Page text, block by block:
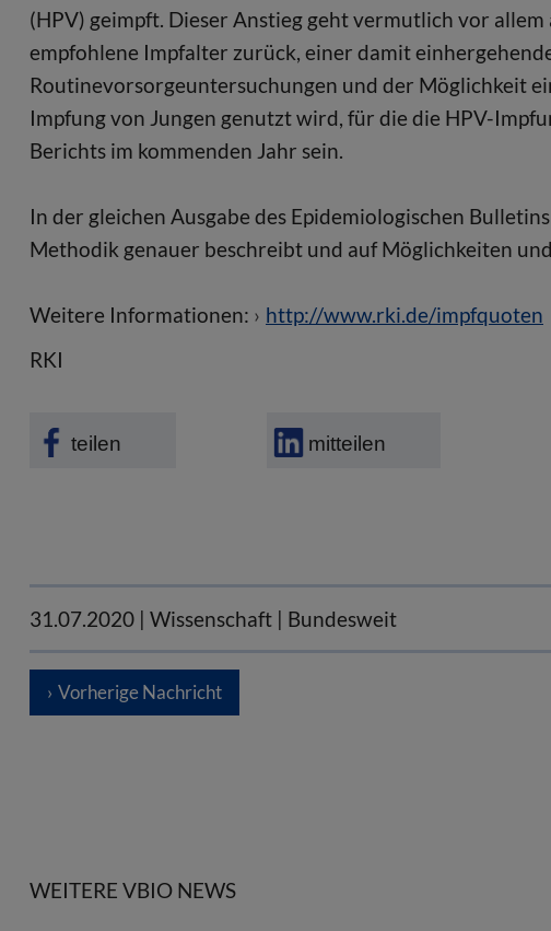
(HPV) geimpft. Dieser Anstieg geht vermutlich vor
empfohlene Impfalter zurück, einer damit
Routinevorsorgeuntersuchungen und der Möglichkeit
Impfung von Jungen genutzt wird, für die die HPV-
Berichts im kommenden Jahr sein.
In der gleichen Ausgabe des Epidemiologischen
Methodik genauer beschreibt und auf Möglichkeiten
Weitere Informationen:
http://www.rki.de/impfquoten
RKI
teilen mitteilen
31.07.2020 | Wissenschaft | Bundesweit
Vorherige Nachricht
WEITERE VBIO NEWS